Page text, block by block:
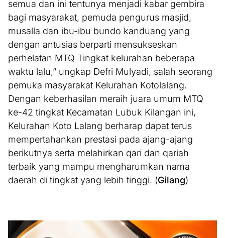
semua dan ini tentunya menjadi kabar gembira
bagi masyarakat, pemuda pengurus masjid,
musalla dan ibu-ibu bundo kanduang yang
dengan antusias berparti mensukseskan
perhelatan MTQ Tingkat kelurahan beberapa
waktu lalu,” ungkap Defri Mulyadi, salah seorang
pemuka masyarakat Kelurahan Kotolalang.
Dengan keberhasilan meraih juara umum MTQ
ke-42 tingkat Kecamatan Lubuk Kilangan ini,
Kelurahan Koto Lalang berharap dapat terus
mempertahankan prestasi pada ajang-ajang
berikutnya serta melahirkan qari dan qariah
terbaik yang mampu mengharumkan nama
daerah di tingkat yang lebih tinggi. (Gilang)